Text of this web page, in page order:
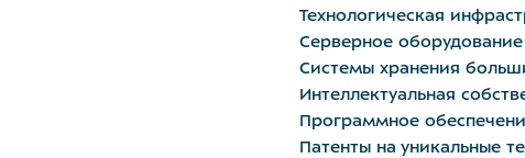
Технологическая
Серверное
Системы хранения
Интеллектуальная
Программное
Патенты на уникальные